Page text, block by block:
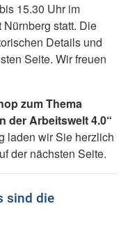
15.30 Uhr im
statt. Die
Details und
Seite. Wir freuen
zum Thema
der Arbeitswelt 4.0“
laden wir Sie herzlich
der nächsten Seite.
sind die